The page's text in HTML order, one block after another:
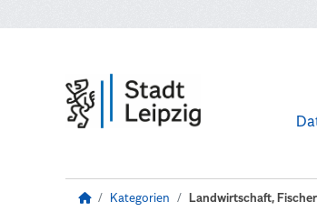
Kategorien Landwirtschaft,